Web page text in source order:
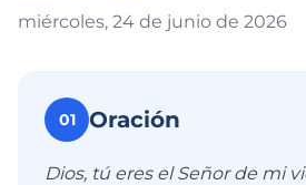
miércoles, 24 de junio de 2026
01 Oración
Dios, tú eres el Señor de mi